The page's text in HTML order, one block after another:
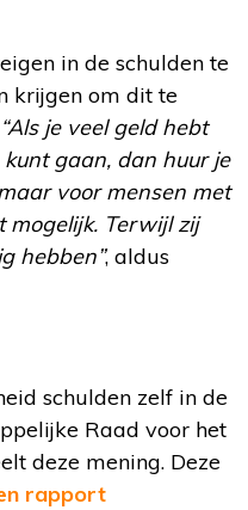
in de schulden te
krijgen om dit te
“Als je veel geld hebt
gaan, dan huur je
voor mensen met
mogelijk. Terwijl zij
hebben”, aldus
schulden zelf in de
Raad voor het
deze mening. Deze
rapport